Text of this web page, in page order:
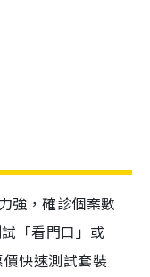
強，確診個案數
「看門口」或
快速測試套裝